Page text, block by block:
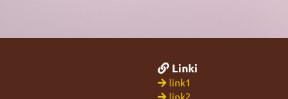
Linki
link1
link2